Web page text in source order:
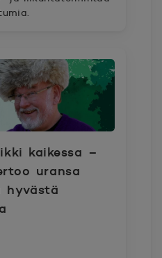
kaikessa –
uransa
hyvästä